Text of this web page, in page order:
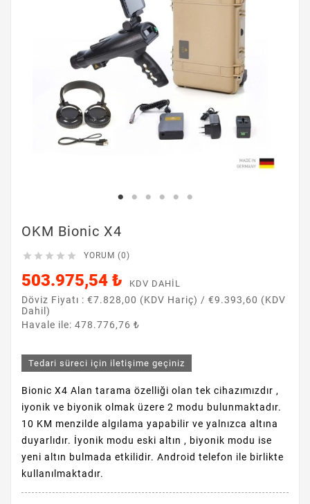
OKM Bionic X4
     YORUM (0)
503.975,54 ₺ KDV DAHIL
Döviz Fiyatı : €7.828,00 (KDV Hariç) / €9.393,60 (KDV
Dahil)
Havale ile: 478.776,76 ₺
Tedari süreci için iletişime geçiniz
Bionic X4 Alan tarama özelliği olan tek cihazımızdır ,
iyonik ve biyonik olmak üzere 2 modu bulunmaktadır.
10 KM menzilde algılama yapabilir ve yalnızca altına
duyarlıdır. İyonik modu eski altın , biyonik modu ise
yeni altın bulmada etkilidir. Android telefon ile birlikte
kullanılmaktadır.